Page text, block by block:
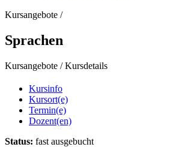
Kursangebote /
Sprachen
Kursangebote /Kursdetails
Kursinfo
Kursort(e)
Termin(e)
Dozent(en)
Status: fast ausgebucht